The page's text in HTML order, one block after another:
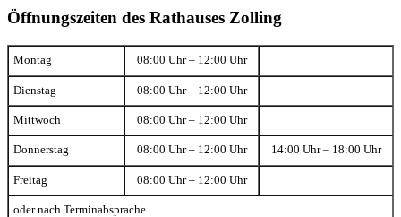
Öffnungszeiten des Rathauses Zolling
Montag 08:00 Uhr – 12:00 Uhr
Dienstag 08:00 Uhr – 12:00 Uhr
Mittwoch 08:00 Uhr – 12:00 Uhr
Donnerstag 08:00 Uhr – 12:00 Uhr 14:00 Uhr – 18:00 Uhr
Freitag 08:00 Uhr – 12:00 Uhr
oder nach Terminabsprache